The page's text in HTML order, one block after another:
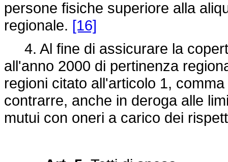
persone fisiche superiore alla
regionale. [16]
4. Al fine di assicurare la
all'anno 2000 di pertinenza
regioni citato all'articolo 1,
contrarre, anche in deroga alle
mutui con oneri a carico dei